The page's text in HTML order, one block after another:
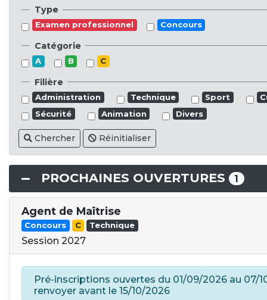
Type
Examen professionnel Concours
Catégorie
A B C
Filière
Administration Technique Sport
Sécurité
Animation Divers
Chercher Réinitialiser
PROCHAINES OUVERTURES 1
Agent de Maîtrise
Concours C Technique
Session 2027
Pré-inscriptions ouvertes du 01/09/2026 au 07/
renvoyer avant le 15/10/2026